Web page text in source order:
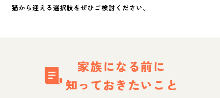
猫から迎える選択肢をぜひご検討ください。
家族になる前に
知っておきたいこと